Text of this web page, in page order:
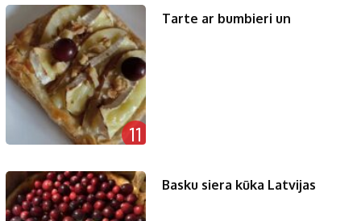
11
Tarte ar bumbieri un
Basku siera kūka Latvijas